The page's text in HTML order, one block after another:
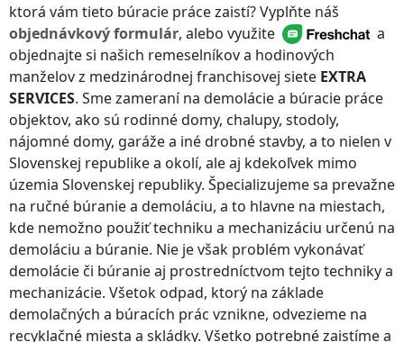
ktorá vám tieto búracie práce zaistí? Vyplňte náš
objednávkový formulár, alebo využite
a
objednajte si našich remeselníkov a hodinových
manželov z medzinárodnej franchisovej siete EXTRA
SERVICES. Sme zameraní na demolácie a búracie práce
objektov, ako sú rodinné domy, chalupy, stodoly,
nájomné domy, garáže a iné drobné stavby, a to nielen v
Slovenskej republikea okolí, ale aj kdekoľvek mimo
územia Slovenskej republiky. Špecializujeme sa prevažne
na ručné búranie a demoláciu, a to hlavne na miestach,
kde nemožno použiť techniku a mechanizáciu určenú na
demoláciu a búranie. Nie je však problém vykonávať
demolácie či búranie aj prostredníctvom tejto techniky a
mechanizácie. Všetok odpad, ktorý na základe
demolačných a búracích prác vznikne, odvezieme na
recyklačné miesta a skládky. Všetko potrebné zaistíme a